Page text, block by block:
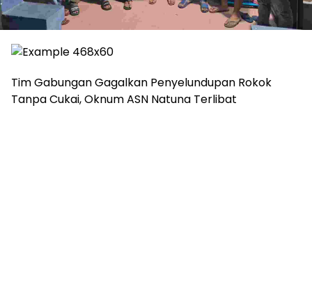
Tim Gabungan Gagalkan Penyelundupan Rokok
Tanpa Cukai, Oknum ASN Natuna Terlibat